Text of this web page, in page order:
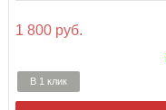
1 800 руб.
В 1 клик